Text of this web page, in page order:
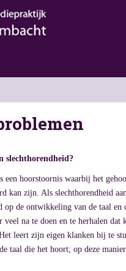
slechthorendheid?
een hoorstoornis waarbij het
kan zijn. Als slechthorendheid
de ontwikkeling van de taal en
na te doen en te herhalen dat
leert zijn eigen klanken bij te
taal die het hoort; op deze